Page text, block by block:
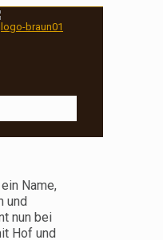
Name,
und
nun bei
Hof und